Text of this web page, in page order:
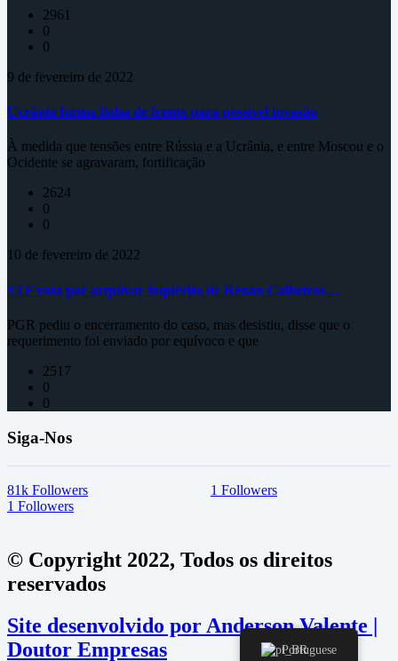
2961
0
0
9 de fevereiro de 2022
Ucrânia forma linha de frente para possível invasão
À medida que tensões entre Rússia e a Ucrânia, e entre Moscou e o
Ocidente se agravaram, fortificação
2624
0
0
10 de fevereiro de 2022
STF vota por arquivar inquérito de Renan Calheiros…
PGR pediu o encerramento do caso, mas desistiu, disse que o
requerimento foi enviado por equívoco e que
2517
0
0
Siga-Nos
81k Followers 1 Followers
1 Followers
© Copyright 2022, Todos os direitos
reservados
Site desenvolvido por Anderson Valente |
Doutor Empresas
Portuguese